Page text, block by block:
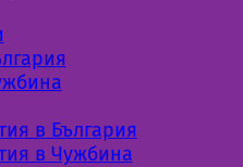
в България
в Чужбина